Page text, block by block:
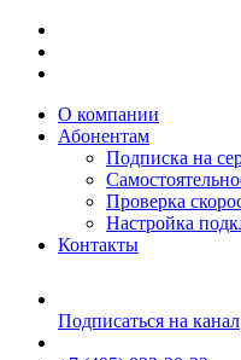
О компании
Абонентам
Подписка на
Проверка
Настройка
Контакты
Подписаться на канал